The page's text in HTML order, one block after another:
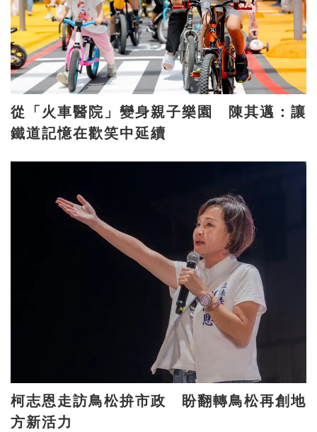
從「火車醫院」變身親子樂園 陳其邁：讓
鐵道記憶在歡笑中延續
柯志恩走訪鳥松拚市政 盼翻轉鳥松再創地
方新活力